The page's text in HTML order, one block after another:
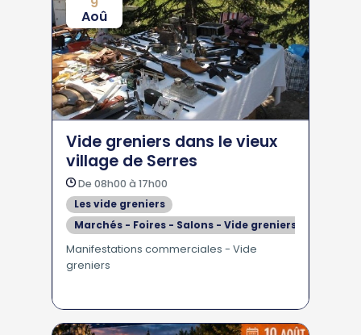
Aoû
Vide greniers dans le vieux
village de Serres
De 08h00 à 17h00
Les vide greniers
Marchés - Foires - Salons - Vide greniers
Manifestations commerciales - Vide
greniers